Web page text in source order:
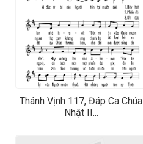
Thánh Vịnh 117, Đáp Ca Chúa
Nhật II...